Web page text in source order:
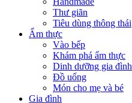
Thư giãn
Tiêu dùng thông thái
Ẩm thực
Vào bếp
Khám phá ẩm thực
Dinh dưỡng gia đình
Đồ uống
Món cho mẹ và bé
Gia đình